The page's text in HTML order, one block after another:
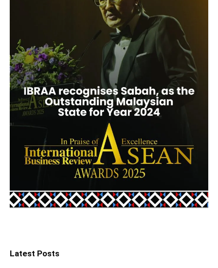
Latest Posts